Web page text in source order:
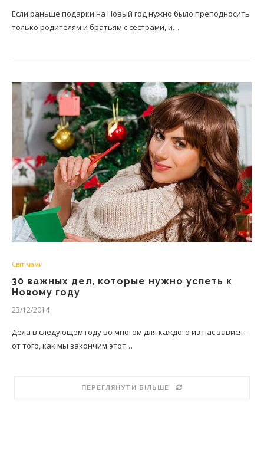
Если раньше подарки на Новый год нужно было преподносить
только родителям и братьям с сестрами, и…
Світ мами
30 важных дел, которые нужно успеть к
Новому году
23/12/2014
Дела в следующем году во многом для каждого из нас зависят
от того, как мы закончим этот…
ПЕРЕГЛЯНУТИ БІЛЬШЕ